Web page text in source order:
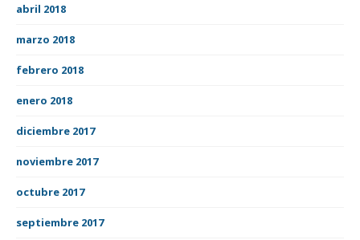
abril 2018
marzo 2018
febrero 2018
enero 2018
diciembre 2017
noviembre 2017
octubre 2017
septiembre 2017